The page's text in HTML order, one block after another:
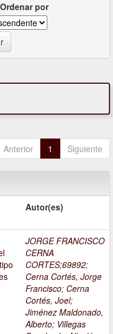
Ordenar por
Anterior 1 Siguiente
Autor(es)
JORGE FRANCISCO
CERNA
CORTES;69892;
Cerna Cortés, Jorge
Francisco; Cerna
Cortés, Joel;
Jiménez Maldonado,
Alberto; Villegas